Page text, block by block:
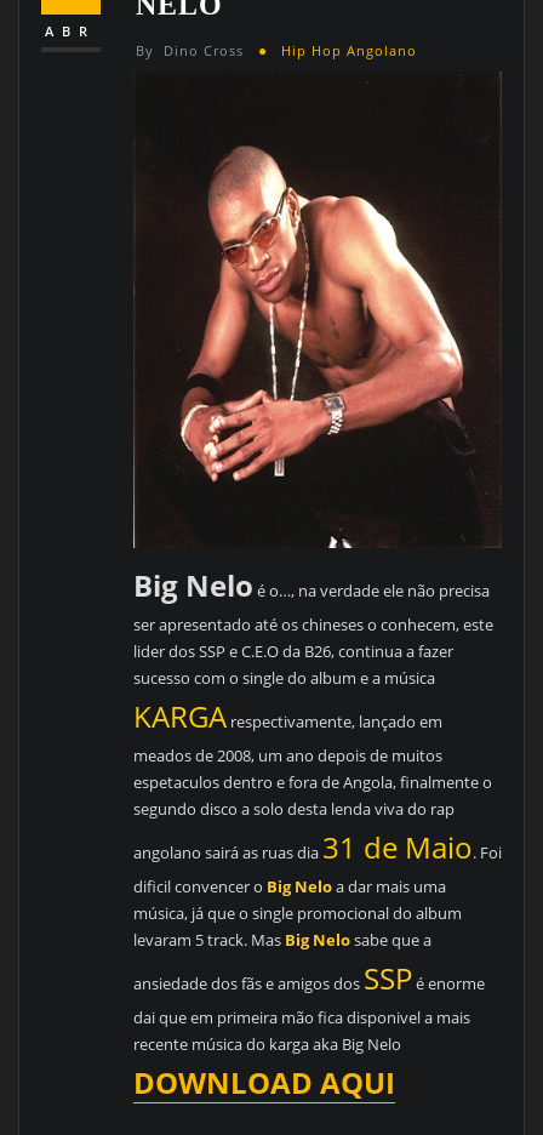
ABR
By Dino Cross Hip Hop Angolano
Big Nelo é o…, na verdade ele não precisa
ser apresentado até os chineses o conhecem, este
lider dos SSP e C.E.O da B26, continua a fazer
sucesso com o single do album e a música
KARGA respectivamente, lançado em
meados de 2008, um ano depois de muitos
espetaculos dentro e fora de Angola, finalmente o
segundo disco a solo desta lenda viva do rap
angolano sairá as ruas dia 31 de Maio. Foi
dificil convencer o Big Neloa dar mais uma
música, já que o single promocional do album
levaram 5 track. Mas Big Nelosabe que a
ansiedade dos fãs e amigos dos SSPé enorme
dai que em primeira mão fica disponivel a mais
recente música do karga aka Big Nelo
DOWNLOAD AQUI